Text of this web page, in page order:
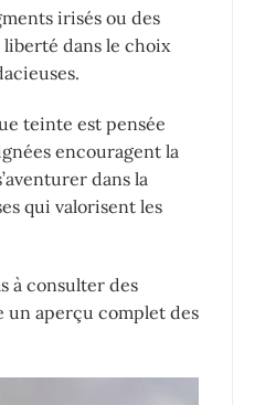
irisés ou des
dans le choix
teinte est pensée
encouragent la
dans la
qui valorisent les
à consulter des
un aperçu complet des